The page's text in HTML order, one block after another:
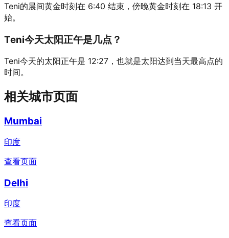
Teni的晨间黄金时刻在 6:40 结束，傍晚黄金时刻在 18:13 开
始。
Teni今天太阳正午是几点？
Teni今天的太阳正午是 12:27，也就是太阳达到当天最高点的
时间。
相关城市页面
Mumbai
印度
查看页面
Delhi
印度
查看页面